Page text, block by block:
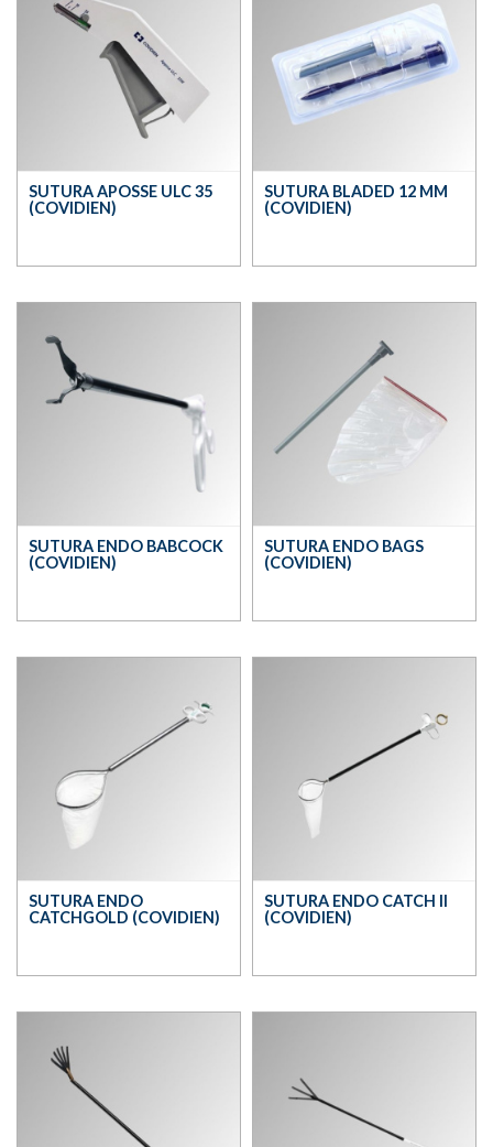
SUTURA APOSSE ULC 35
(COVIDIEN)
SUTURA BLADED 12 MM
(COVIDIEN)
SUTURA ENDO BABCOCK
(COVIDIEN)
SUTURA ENDO BAGS
(COVIDIEN)
SUTURA ENDO
CATCHGOLD (COVIDIEN)
SUTURA ENDO CATCH II
(COVIDIEN)